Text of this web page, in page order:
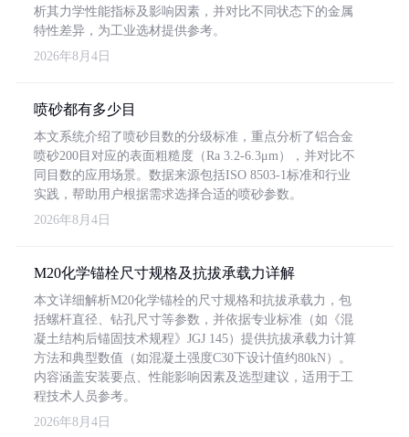
析其力学性能指标及影响因素，并对比不同状态下的金属
特性差异，为工业选材提供参考。
2026年8月4日
喷砂都有多少目
本文系统介绍了喷砂目数的分级标准，重点分析了铝合金
喷砂200目对应的表面粗糙度（Ra 3.2-6.3μm），并对比不
同目数的应用场景。数据来源包括ISO 8503-1标准和行业
实践，帮助用户根据需求选择合适的喷砂参数。
2026年8月4日
M20化学锚栓尺寸规格及抗拔承载力详解
本文详细解析M20化学锚栓的尺寸规格和抗拔承载力，包
括螺杆直径、钻孔尺寸等参数，并依据专业标准（如《混
凝土结构后锚固技术规程》JGJ 145）提供抗拔承载力计算
方法和典型数值（如混凝土强度C30下设计值约80kN）。
内容涵盖安装要点、性能影响因素及选型建议，适用于工
程技术人员参考。
2026年8月4日